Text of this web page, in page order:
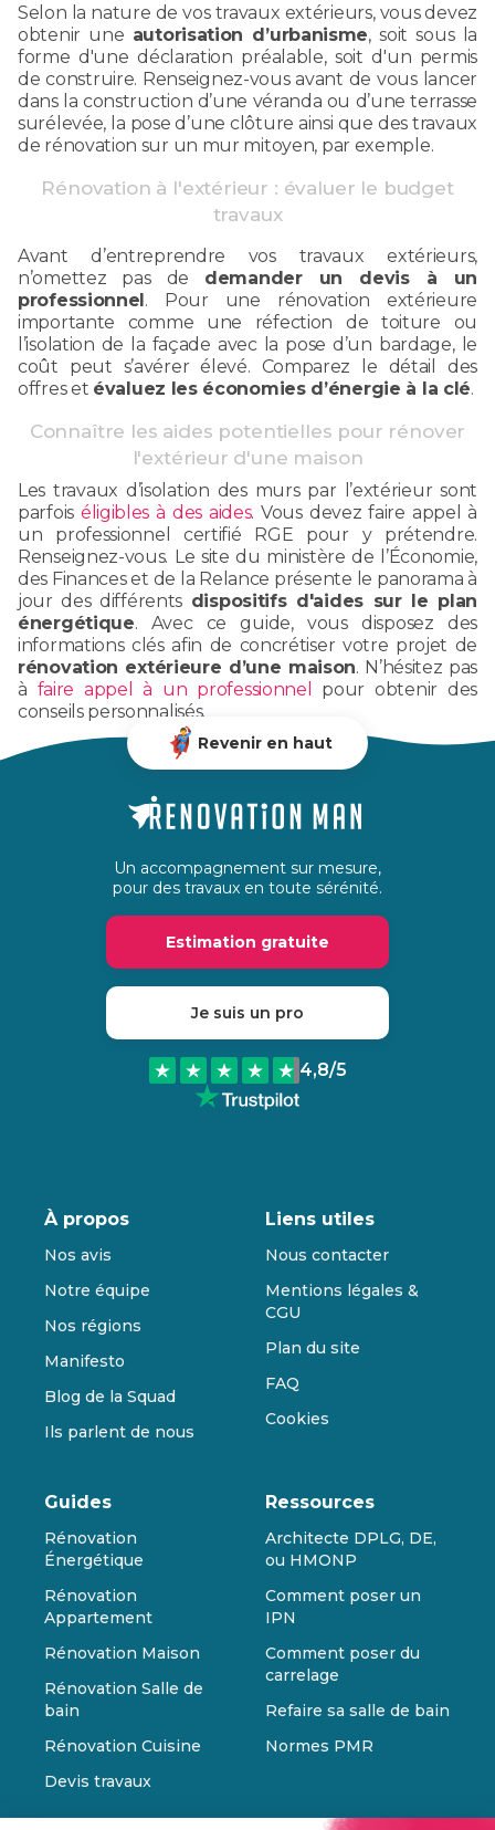
Selon la nature de vos travaux extérieurs, vous devez
obtenir une autorisation d’urbanisme, soit sous la
forme d'une déclaration préalable, soit d'un permis
de construire. Renseignez-vous avant de vous lancer
dans la construction d’une véranda ou d’une terrasse
surélevée, la pose d’une clôture ainsi que des travaux
de rénovation sur un mur mitoyen, par exemple.
Rénovation à l'extérieur : évaluer le budget
travaux
Avant d’entreprendre vos travaux extérieurs,
n’omettez pas de demander un devis à un
professionnel. Pour une rénovation extérieure
importante comme une réfection de toiture ou
l’isolation de la façade avec la pose d’un bardage, le
coût peut s’avérer élevé. Comparez le détail des
offres et évaluez les économies d’énergie à la clé.
Connaître les aides potentielles pour rénover
l'extérieur d'une maison
Les travaux d’isolation des murs par l’extérieur sont
parfois éligibles à des aides. Vous devez faire appel à
un professionnel certifié RGE pour y prétendre.
Renseignez-vous. Le site du ministère de l’Économie,
des Finances et de la Relance présente le panorama à
jour des différents dispositifs d'aides sur le plan
énergétique. Avec ce guide, vous disposez des
informations clés afin de concrétiser votre projet de
rénovation extérieure d’une maison. N’hésitez pas
à faire appel à un professionnel
pour obtenir des
conseils personnalisés.
Revenir en haut
Un accompagnement sur mesure,
pour des travaux en toute sérénité.
Estimation gratuite
Je suis un pro
4,8/5
À propos
Nos avis
Notre équipe
Nos régions
Manifesto
Blog de la Squad
Ils parlent de nous
Liens utiles
Nous contacter
Mentions légales &
CGU
Plan du site
FAQ
Cookies
Guides
Rénovation
Énergétique
Rénovation
Appartement
Rénovation Maison
Rénovation Salle de
bain
Rénovation Cuisine
Devis travaux
Ressources
Architecte DPLG, DE,
ou HMONP
Comment poser un
IPN
Comment poser du
carrelage
Refaire sa salle de bain
Normes PMR